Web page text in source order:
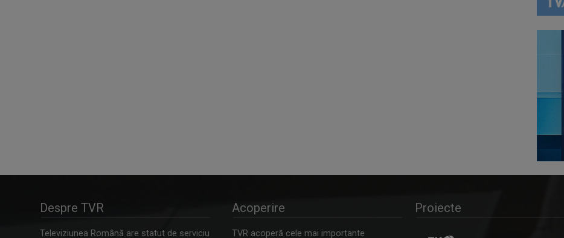
Despre TVR
Televiziunea Română are statut de serviciu
Acoperire
TVR acoperă cele mai importante
Proiecte